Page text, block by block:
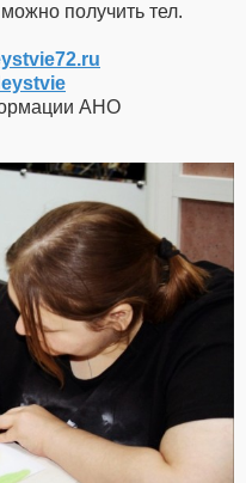
получить тел.
АНО